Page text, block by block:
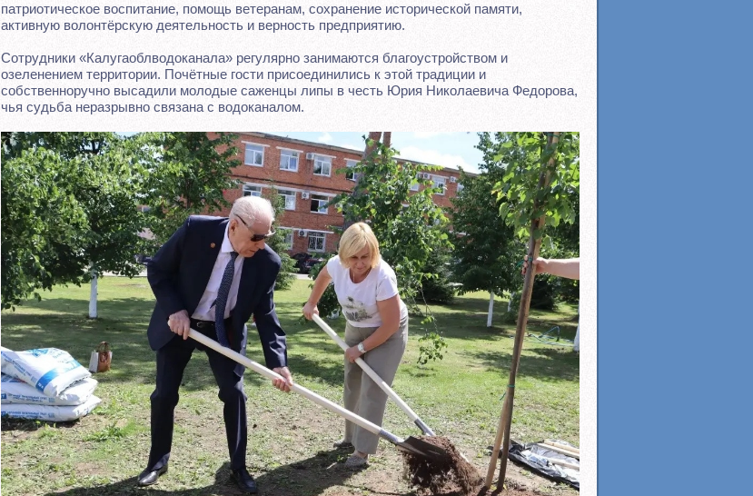
патриотическое воспитание, помощь ветеранам, сохранение исторической памяти,
активную волонтёрскую деятельность и верность предприятию.
Сотрудники «Калугаоблводоканала» регулярно занимаются благоустройством и
озеленением территории. Почётные гости присоединились к этой традиции и
собственноручно высадили молодые саженцы липы в честь Юрия Николаевича Федорова,
чья судьба неразрывно связана с водоканалом.